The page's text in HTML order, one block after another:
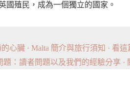
國殖民，成為一個獨立的國家。
的心臟 · Malta 簡介與旅行須知 · 看
題：讀者問題以及我們的經驗分享